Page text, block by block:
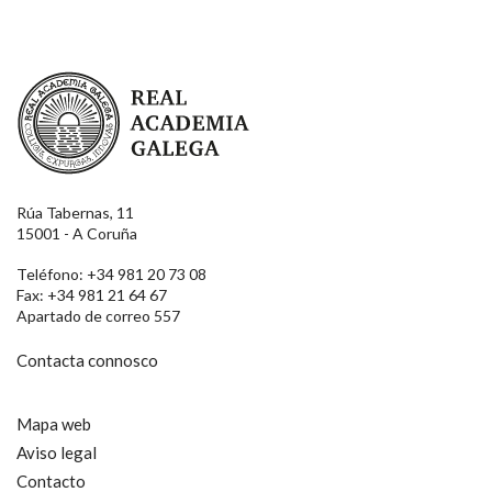
Real Academia Galega
Rúa Tabernas, 11
15001 - A Coruña
Teléfono: +34 981 20 73 08
Fax: +34 981 21 64 67
Apartado de correo 557
Contacta connosco
Mapa web
Aviso legal
Contacto